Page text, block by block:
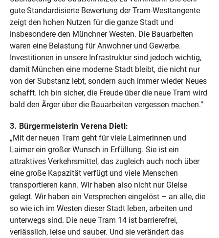
gute Standardisierte Bewertung der Tram-Westtangente
zeigt den hohen Nutzen für die ganze Stadt und
insbesondere den Münchner Westen. Die Bauarbeiten
waren eine Belastung für Anwohner und Gewerbe.
Investitionen in unsere Infrastruktur sind jedoch wichtig,
damit München eine moderne Stadt bleibt, die nicht nur
von der Substanz lebt, sondern auch immer wieder Neues
schafft. Ich bin sicher, die Freude über die neue Tram wird
bald den Ärger über die Bauarbeiten vergessen machen.“
3. Bürgermeisterin Verena Dietl:
„Mit der neuen Tram geht für viele Laimerinnen und
Laimer ein großer Wunsch in Erfüllung. Sie ist ein
attraktives Verkehrsmittel, das zugleich auch noch über
eine große Kapazität verfügt und viele Menschen
transportieren kann. Wir haben also nicht nur Gleise
gelegt. Wir haben ein Versprechen eingelöst – an alle, die
so wie ich im Westen dieser Stadt leben, arbeiten und
unterwegs sind. Die neue Tram 14 ist barrierefrei,
verlässlich, leise und sauber. Und sie verändert das